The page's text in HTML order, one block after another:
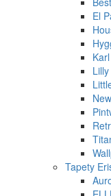
El
Tapety